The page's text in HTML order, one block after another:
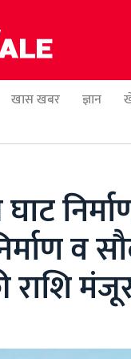
खास खबर ज्ञान
व